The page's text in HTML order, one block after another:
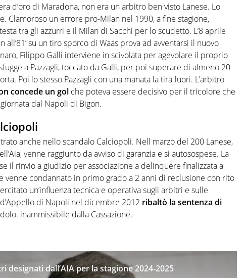
d’oro di Maradona, non era un arbitro ben visto Lanese. Lo
Clamoroso un errore pro-Milan nel 1990, a fine stagione,
tra gli azzurri e il Milan di Sacchi per lo scudetto. L’8 aprile
all’81’ su un tiro sporco di Waas prova ad avventarsi il nuovo
Filippo Galli interviene in scivolata per agevolare il proprio
a Pazzagli, toccato da Galli, per poi superare di almeno 20
Poi lo stesso Pazzagli con una manata la tira fuori. L’arbitro
concede un gol che poteva essere decisivo per il tricolore che
dal Napoli di Bigon.
anche nello scandalo Calciopoli. Nell marzo del 200 Lanese,
venne raggiunto da avviso di garanzia e si autosospese. La
il rinvio a giudizio per associazione a delinquere finalizzata a
venne condannato in primo grado a 2 anni di reclusione con rito
un’influenza tecnica e operativa sugli arbitri e sulle
di Napoli nel dicembre 2012 ribaltò la sentenza di
inammissibile dalla Cassazione.
designati dall’AIA per la stagione 2024-2025